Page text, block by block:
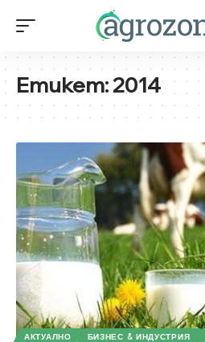
Етикет:2014
АКТУАЛНО БИЗНЕС & ИНДУСТРИЯ